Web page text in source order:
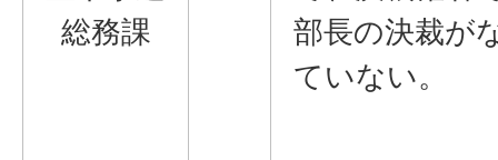
総務課
部長の決裁が
ていない。